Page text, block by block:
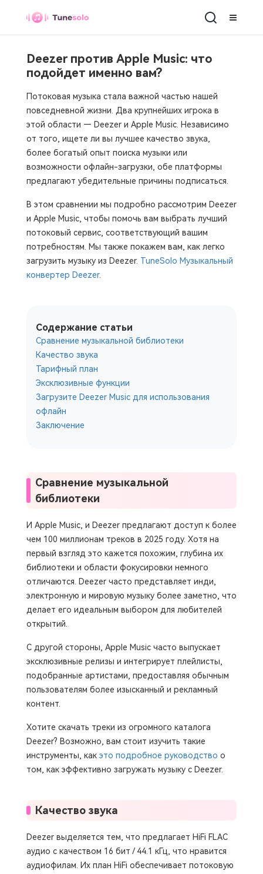
Deezer против Apple Music: что
подойдет именно вам?
Потоковая музыка стала важной частью нашей
повседневной жизни. Два крупнейших игрока в
этой области — Deezer и Apple Music. Независимо
от того, ищете ли вы лучшее качество звука,
более богатый опыт поиска музыки или
возможности офлайн-загрузки, обе платформы
предлагают убедительные причины подписаться.
В этом сравнении мы подробно рассмотрим Deezer
и Apple Music, чтобы помочь вам выбрать лучший
потоковый сервис, соответствующий вашим
потребностям. Мы также покажем вам, как легко
загрузить музыку из Deezer. TuneSolo Музыкальный
конвертер Deezer.
Содержание статьи
Сравнение музыкальной библиотеки
Качество звука
Тарифный план
Эксклюзивные функции
Загрузите Deezer Music для использования
офлайн
Заключение
Сравнение музыкальной
библиотеки
И Apple Music, и Deezer предлагают доступ к более
чем 100 миллионам треков в 2025 году. Хотя на
первый взгляд это кажется похожим, глубина их
библиотеки и области фокусировки немного
отличаются. Deezer часто представляет инди,
электронную и мировую музыку более заметно, что
делает его идеальным выбором для любителей
открытий.
С другой стороны, Apple Music часто выпускает
эксклюзивные релизы и интегрирует плейлисты,
подобранные артистами, предоставляя обычным
пользователям более изысканный и рекламный
контент.
Хотите скачать треки из огромного каталога
Deezer? Возможно, вам стоит изучить такие
инструменты, как это подробное руководство о
том, как эффективно загружать музыку с Deezer.
Качество звука
Deezer выделяется тем, что предлагает HiFi FLAC
аудио с качеством 16 бит / 44.1 кГц, что нравится
аудиофилам. Их план HiFi обеспечивает потоковую